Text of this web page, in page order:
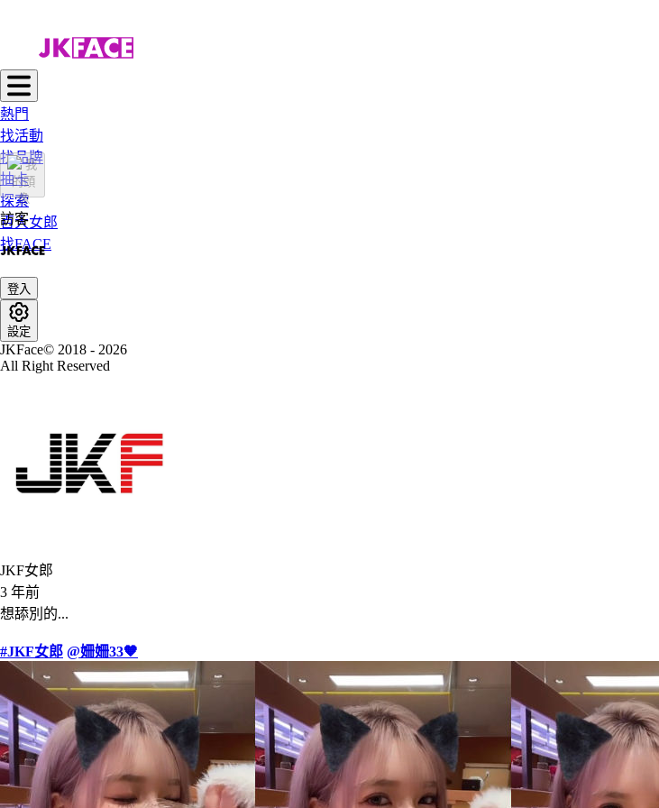
熱門
找活動
找品牌
抽卡
探索
百大女郎
找FACE
訪客
登入
設定
JKFace© 2018 - 2026
All Right Reserved
JKF女郎
3 年前
想舔別的...
#JKF女郎 @姍姍33🧡